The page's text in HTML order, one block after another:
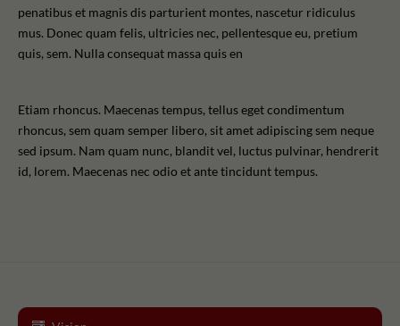
penatibus et magnis dis parturient montes, nascetur ridiculus
mus. Donec quam felis, ultricies nec, pellentesque eu, pretium
quis, sem. Nulla consequat massa quis en
Etiam rhoncus. Maecenas tempus, tellus eget condimentum
rhoncus, sem quam semper libero, sit amet adipiscing sem neque
sed ipsum. Nam quam nunc, blandit vel, luctus pulvinar, hendrerit
id, lorem. Maecenas nec odio et ante tincidunt tempus.